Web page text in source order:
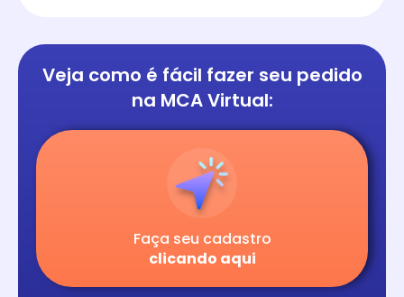
Veja como é fácil fazer seu pedido
na MCA Virtual:
Faça seu cadastro
clicando aqui